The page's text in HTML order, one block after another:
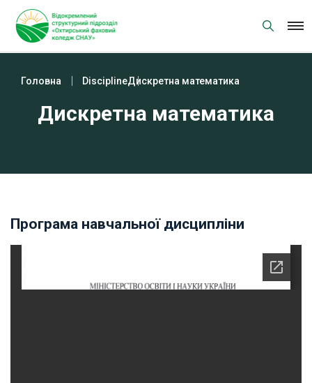
content
Головна DisciplineДискретна математика
Дискретна математика
Програма навчальної дисципліни